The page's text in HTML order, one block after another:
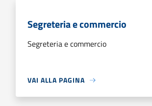
Segreteria e commercio
Segreteria e commercio
VAI ALLA PAGINA